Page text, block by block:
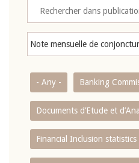
- Any - Banking
Documents d’Etude et
Financial Inclusion statistics